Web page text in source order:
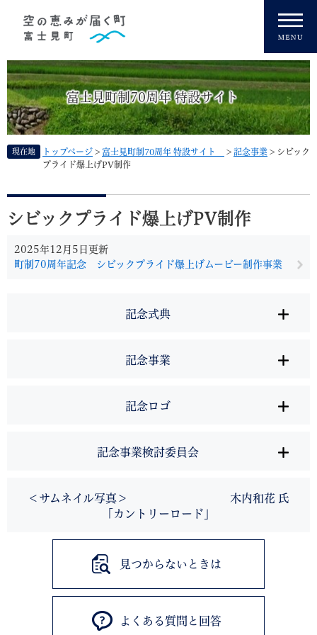
先
頭
す
。
富士見町制70周年 特設サイト
現在地 トップページ > 富士見町制70周年 特設サイト > 記念事業 > シビック
プライド爆上げPV制作
本
文
シビックプライド爆上げPV制作
2025年12月5日更新
町制70周年記念 シビックプライド爆上げムービー制作事業
記念式典
記念事業
記念ロゴ
記念事業検討委員会
＜サムネイル写真＞ 木内和花 氏
「カントリーロード」
見つからないときは
よくある質問と回答